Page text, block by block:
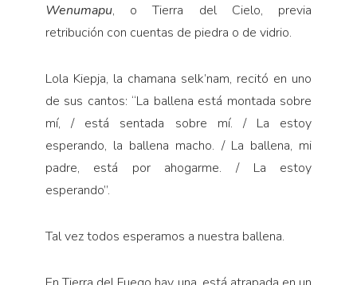
Wenumapu, o Tierra del Cielo, previa
retribución con cuentas de piedra o de vidrio.
Lola Kiepja, la chamana selk’nam, recitó en uno
de sus cantos: “La ballena está montada sobre
mí, / está sentada sobre mí. / La estoy
esperando, la ballena macho. / La ballena, mi
padre, está por ahogarme. / La estoy
esperando”.
Tal vez todos esperamos a nuestra ballena.